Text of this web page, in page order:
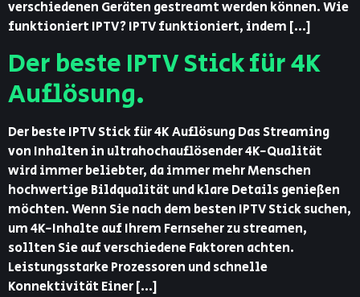
verschiedenen Geräten gestreamt werden können. Wie
funktioniert IPTV? IPTV funktioniert, indem […]
Der beste IPTV Stick für 4K
Auflösung.
Der beste IPTV Stick für 4K Auflösung Das Streaming
von Inhalten in ultrahochauflösender 4K-Qualität
wird immer beliebter, da immer mehr Menschen
hochwertige Bildqualität und klare Details genießen
möchten. Wenn Sie nach dem besten IPTV Stick suchen,
um 4K-Inhalte auf Ihrem Fernseher zu streamen,
sollten Sie auf verschiedene Faktoren achten.
Leistungsstarke Prozessoren und schnelle
Konnektivität Einer […]